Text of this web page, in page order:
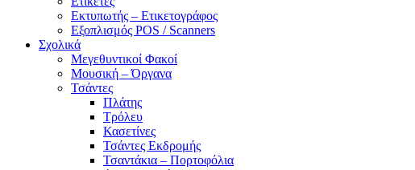
Εκτυπωτής – Ετικετογράφος
Εξοπλισμός POS / Scanners
Σχολικά
Μεγεθυντικοί Φακοί
Μουσική – Όργανα
Τσάντες
Πλάτης
Τρόλευ
Κασετίνες
Τσάντες Εκδρομής
Τσαντάκια – Πορτοφόλια